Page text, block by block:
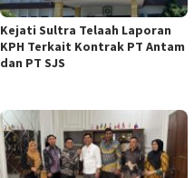
Kejati Sultra Telaah Laporan
KPH Terkait Kontrak PT Antam
dan PT SJS